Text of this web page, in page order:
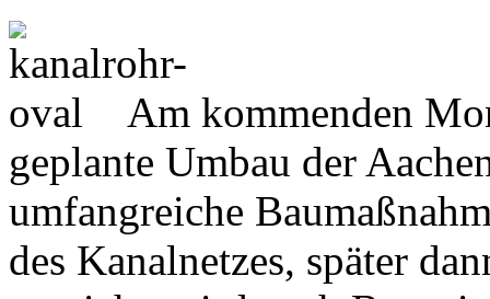
Am kommenden
geplante Umbau der
umfangreiche
des Kanalnetzes, später